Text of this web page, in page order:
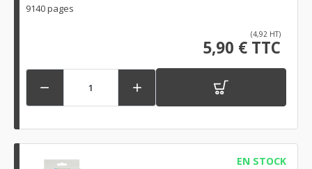
9140 pages
(4,92 HT)
5,90 € TTC
 
EN STOCK